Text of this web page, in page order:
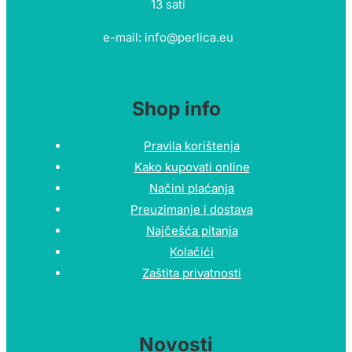
13 sati
e-mail: info@perlica.eu
Shop info
Pravila korištenja
Kako kupovati online
Načini plaćanja
Preuzimanje i dostava
Najčešća pitanja
Kolačići
Zaštita privatnosti
Novosti